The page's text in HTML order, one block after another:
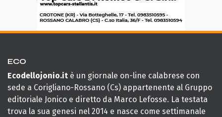
ECO
Ecodellojonio.it è un giornale on-line calabrese con
sede a Corigliano-Rossano (Cs) appartenente al Gruppo
editoriale Jonico e diretto da Marco Lefosse. La testata
trova la sua genesi nel 2014 e nasce come settimanale